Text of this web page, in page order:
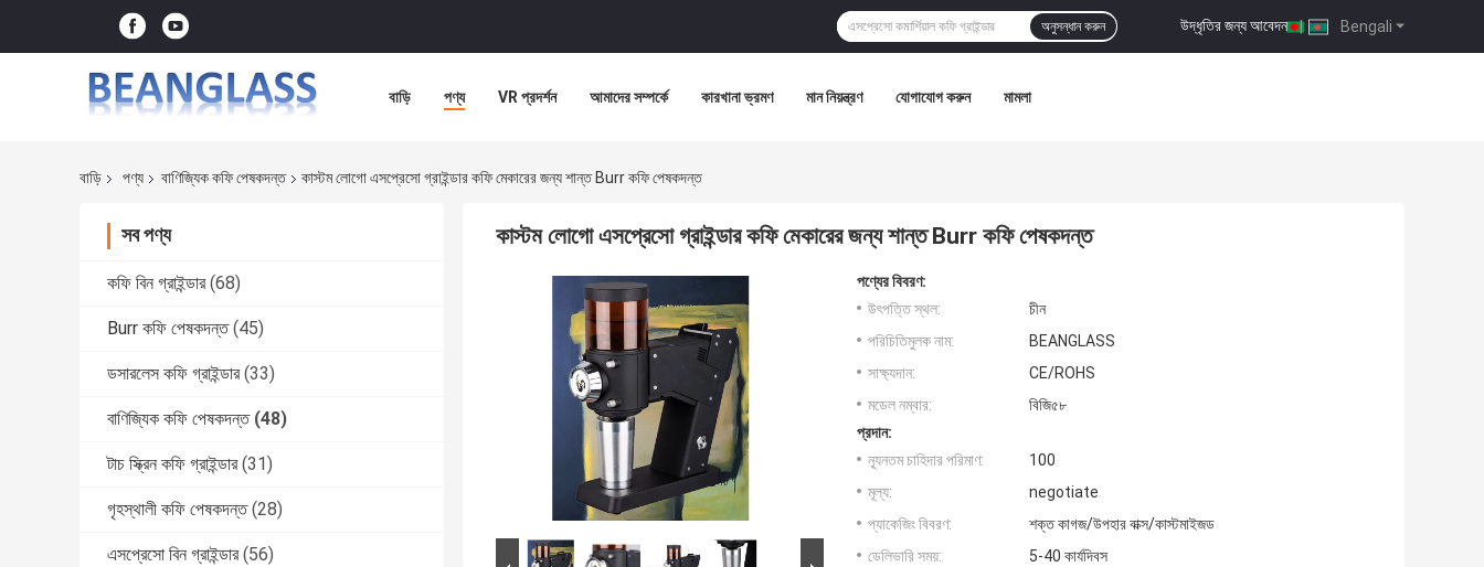
Bengali
উদ্ধৃতির জন্য আবেদন |
অনুসন্ধান করুন
বাড়ি পণ্য VR প্রদর্শন আমাদের সম্পর্কে কারখানা ভ্রমণ মান নিয়ন্ত্রণ যোগাযোগ করুন মামলা
বাড়ি পণ্য বাণিজ্যিক কফি পেষকদন্ত কাস্টম লোগো এসপ্রেসো গ্রাইন্ডার কফি মেকারের জন্য শান্ত Burr কফি পেষকদন্ত
সব পণ্য
কফি বিন গ্রাইন্ডার (68)
Burr কফি পেষকদন্ত (45)
ডসারলেস কফি গ্রাইন্ডার (33)
বাণিজ্যিক কফি পেষকদন্ত (48)
টাচ স্ক্রিন কফি গ্রাইন্ডার (31)
গৃহস্থালী কফি পেষকদন্ত (28)
এসপ্রেসো বিন গ্রাইন্ডার (56)
কাস্টম লোগো এসপ্রেসো গ্রাইন্ডার কফি মেকারের জন্য শান্ত Burr কফি পেষকদন্ত
পণ্যের বিবরণ:
উৎপত্তি স্থল:
চীন
পরিচিতিমুলক নাম:
BEANGLASS
সাক্ষ্যদান:
CE/ROHS
মডেল নম্বার:
বিজি৫৮
প্রদান:
ন্যূনতম চাহিদার পরিমাণ:
100
মূল্য:
negotiate
প্যাকেজিং বিবরণ:
শক্ত কাগজ/উপহার বাক্স/কাস্টমাইজড
ডেলিভারি সময়:
5-40 কার্যদিবস